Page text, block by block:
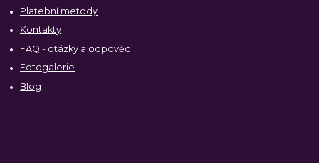
Platební metody
Kontakty
FAQ - otázky a odpovědi
Fotogalerie
Blog